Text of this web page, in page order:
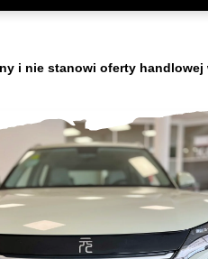
i nie stanowi oferty